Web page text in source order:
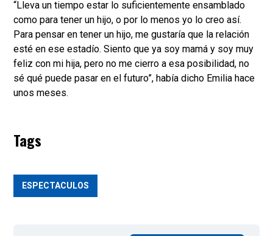
“Lleva un tiempo estar lo suficientemente ensamblado
como para tener un hijo, o por lo menos yo lo creo así.
Para pensar en tener un hijo, me gustaría que la relación
esté en ese estadío. Siento que ya soy mamá y soy muy
feliz con mi hija, pero no me cierro a esa posibilidad, no
sé qué puede pasar en el futuro”, había dicho Emilia hace
unos meses.
Tags
ESPECTACULOS